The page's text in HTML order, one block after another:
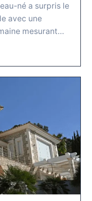
né a surpris le
avec une
mesurant…